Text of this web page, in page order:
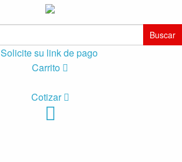
Solicite su link de pago
Carrito
Cotizar